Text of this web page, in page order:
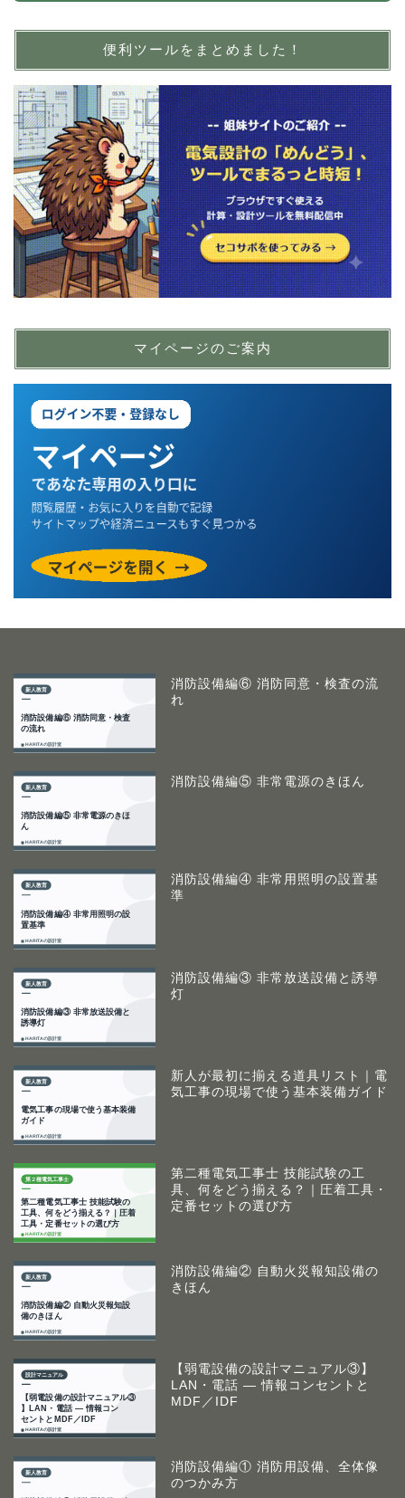
便利ツールをまとめました！
マイページのご案内
消防設備編⑥ 消防同意・検査の流
れ
消防設備編⑤ 非常電源のきほん
消防設備編④ 非常用照明の設置基
準
消防設備編③ 非常放送設備と誘導
灯
新人が最初に揃える道具リスト｜電
気工事の現場で使う基本装備ガイド
第二種電気工事士 技能試験の工
具、何をどう揃える？｜圧着工具・
定番セットの選び方
消防設備編② 自動火災報知設備の
きほん
【弱電設備の設計マニュアル③】
LAN・電話 ― 情報コンセントと
MDF／IDF
消防設備編① 消防用設備、全体像
のつかみ方